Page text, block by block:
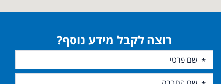
רוצה לקבל מידע נוסף?